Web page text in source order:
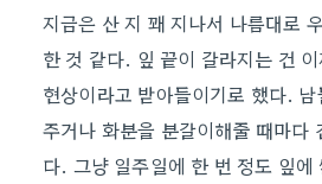
지금은 산 지 꽤 지나서 나름대로
한 것 같다. 잎 끝이 갈라지는 건
현상이라고 받아들이기로 했다.
주거나 화분을 분갈이해줄 때마다
다. 그냥 일주일에 한 번 정도 잎에